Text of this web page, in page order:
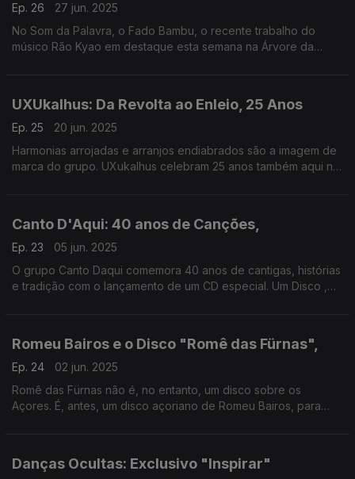
Ep. 26
27 jun. 2025
No Som da Palavra, o Fado Bambu, o recente trabalho do
músico Rão Kyao em destaque esta semana na Árvore da
UXUkalhus: Da Revolta ao Enleio, 25 Anos
Ep. 25
20 jun. 2025
Harmonias arrojadas e arranjos endiabrados são a imagem de
marca do grupo. UXukalhus celebram 25 anos também aqui na
Canto D'Aqui: 40 anos de Canções,
Ep. 23
05 jun. 2025
O grupo Canto Daqui comemora 40 anos de cantigas, histórias
e tradição com o lançamento de um CD especial. Um Disco ,
Romeu Bairos e o Disco "Romê das Fürnas",
Ep. 24
02 jun. 2025
Romê das Fürnas não é, no entanto, um disco sobre os
Açores. É, antes, um disco açoriano de Romeu Bairos, para
Danças Ocultas: Exclusivo "Inspirar"